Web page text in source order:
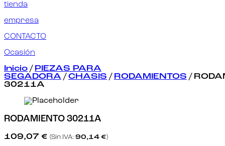
tienda
empresa
CONTACTO
Ocasión
Inicio / PIEZAS PARA
SEGADORA / CHASIS / RODAMIENTOS /
30211A
RODAMIENTO 30211A
109,07 € (Sin IVA: 90,14 €)